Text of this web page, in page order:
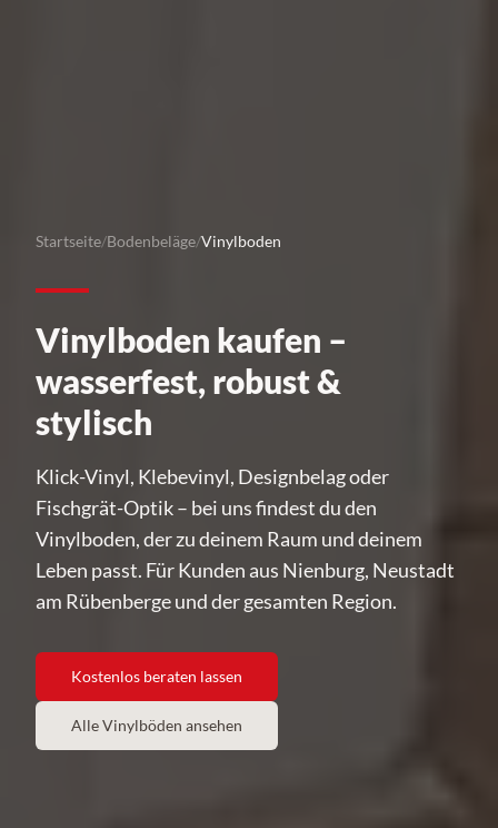
Startseite/Bodenbeläge/Vinylboden
Vinylboden kaufen –
wasserfest, robust &
stylisch
Klick-Vinyl, Klebevinyl, Designbelag oder
Fischgrät-Optik – bei uns findest du den
Vinylboden, der zu deinem Raum und deinem
Leben passt. Für Kunden aus Nienburg, Neustadt
am Rübenberge und der gesamten Region.
Kostenlos beraten lassen
Alle Vinylböden ansehen